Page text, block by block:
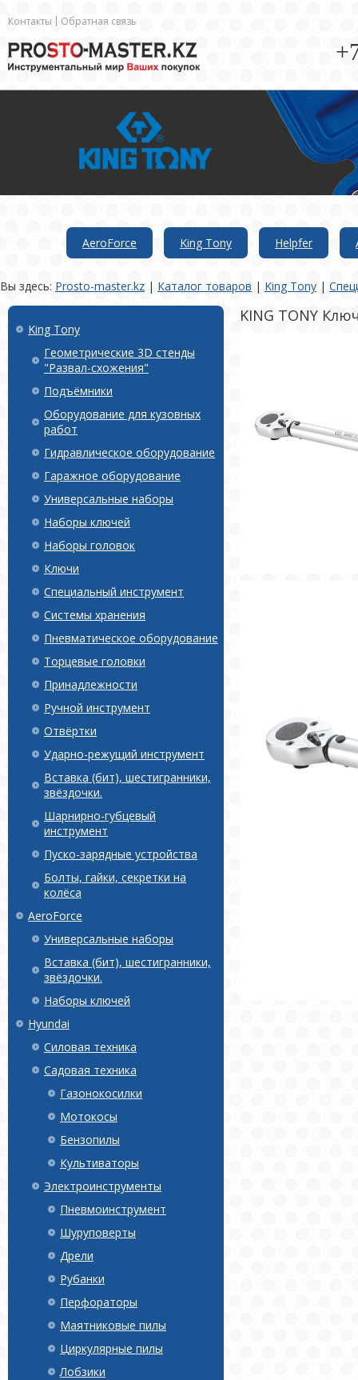
Контакты Обратная связь
AeroForce King Tony Helpfer
Вы здесь: Prosto-master.kz | Каталог товаров | King Tony |
King Tony
Геометрические 3D стенды
"Развал-схожения"
Подъёмники
Оборудование для кузовных
работ
Гидравлическое оборудование
Гаражное оборудование
Универсальные наборы
Наборы ключей
Наборы головок
Ключи
Специальный инструмент
Системы хранения
Пневматическое оборудование
Торцевые головки
Принадлежности
Ручной инструмент
Отвёртки
Ударно-режущий инструмент
Вставка (бит), шестигранники,
звёздочки.
Шарнирно-губцевый
инструмент
Пуско-зарядные устройства
Болты, гайки, секретки на
колёса
AeroForce
Универсальные наборы
Вставка (бит), шестигранники,
звёздочки.
Наборы ключей
Hyundai
Силовая техника
Садовая техника
Газонокосилки
Мотокосы
Бензопилы
Культиваторы
Электроинструменты
Пневмоинструмент
Шуруповерты
Дрели
Рубанки
Перфораторы
Маятниковые пилы
Циркулярные пилы
Лобзики
KING TONY